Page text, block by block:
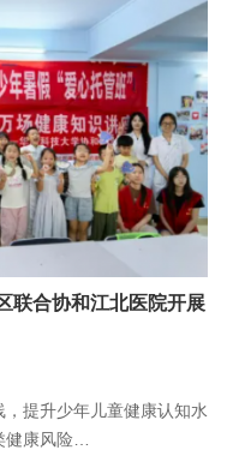
联合协和江北医院开展
提升少年儿童健康认知水
康风险…